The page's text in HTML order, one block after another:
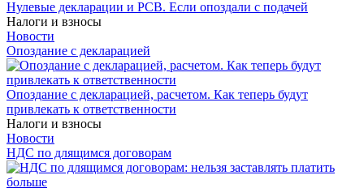
Нулевые декларации и РСВ. Если опоздали с подачей
Налоги и взносы
Новости
Опоздание с декларацией
Опоздание с декларацией, расчетом. Как теперь будут
привлекать к ответственности
Налоги и взносы
Новости
НДС по длящимся договорам